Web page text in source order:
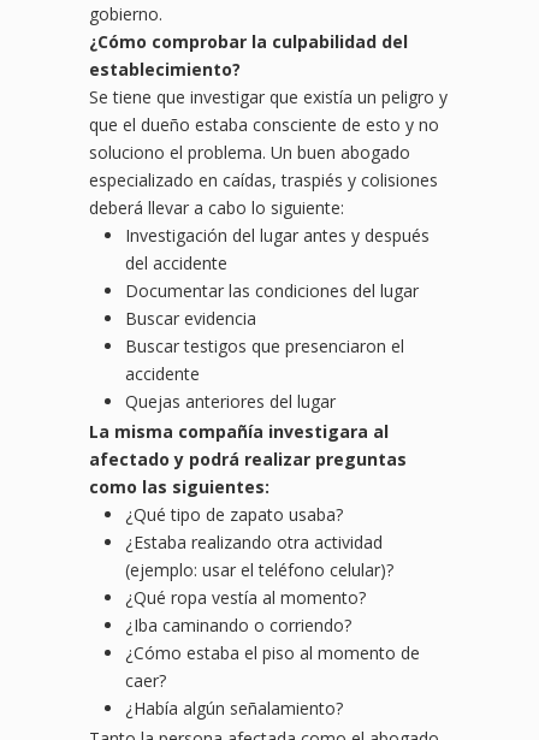
gobierno.
¿Cómo comprobar la culpabilidad del
establecimiento?
Se tiene que investigar que existía un peligro y
que el dueño estaba consciente de esto y no
soluciono el problema. Un buen abogado
especializado en caídas, traspiés y colisiones
deberá llevar a cabo lo siguiente:
Investigación del lugar antes y después
del accidente
Documentar las condiciones del lugar
Buscar evidencia
Buscar testigos que presenciaron el
accidente
Quejas anteriores del lugar
La misma compañía investigara al
afectado y podrá realizar preguntas
como las siguientes:
¿Qué tipo de zapato usaba?
¿Estaba realizando otra actividad
(ejemplo: usar el teléfono celular)?
¿Qué ropa vestía al momento?
¿Iba caminando o corriendo?
¿Cómo estaba el piso al momento de
caer?
¿Había algún señalamiento?